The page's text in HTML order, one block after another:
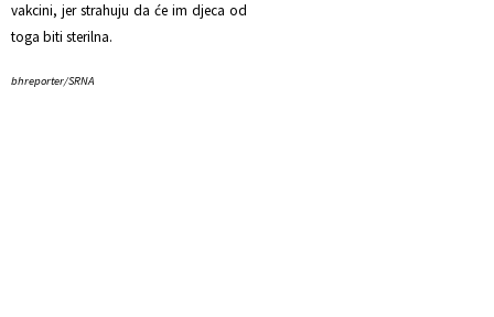
vakcini, jer strahuju da će im djeca od
toga biti sterilna.
bhreporter/SRNA